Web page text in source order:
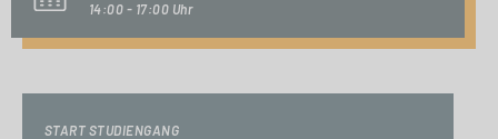
14:00 - 17:00 Uhr
START STUDIENGANG